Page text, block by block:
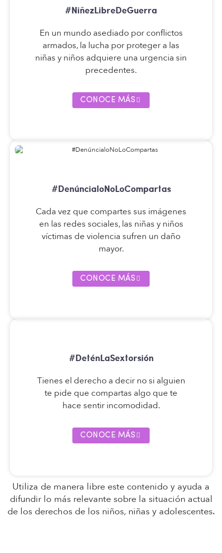
#NiñezLibreDeGuerra
En un mundo asediado por conflictos
armados, la lucha por proteger a las
niñas y niños adquiere una urgencia sin
precedentes.
CONOCE MÁS
#DenúncialoNoLoCompartas
Cada vez que compartes sus imágenes
en las redes sociales, las niñas y niños
víctimas de violencia sufren un daño
mayor.
CONOCE MÁS
#DeténLaSextorsión
Tienes el derecho a decir no si alguien
te pide que compartas algo que te
hace sentir incomodidad.
CONOCE MÁS
Utiliza de manera libre este contenido y ayuda a
difundir lo más relevante sobre la situación actual
de los derechos de los niños, niñas y adolescentes.